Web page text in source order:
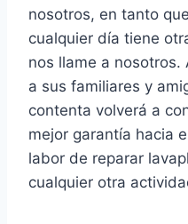
nosotros, en tanto
cualquier día tiene
nos llame a nosotros.
a sus familiares y
contenta volverá a
mejor garantía hacia
labor de reparar
cualquier otra